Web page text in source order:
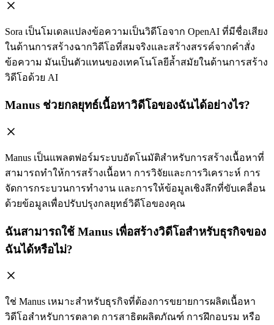
Sora เป็นโมเดลแปลงข้อความเป็นวิดีโอจาก OpenAI ที่มีชื่อเสียง
ในด้านการสร้างฉากวิดีโอที่สมจริงและสร้างสรรค์จากคำสั่ง
ข้อความ มันเป็นตัวแทนของเทคโนโลยีล้ำสมัยในด้านการสร้าง
วิดีโอด้วย AI
Manus ช่วยกลยุทธ์เนื้อหาวิดีโอของฉันได้อย่างไร?
Manus เป็นแพลตฟอร์มระบบอัตโนมัติสำหรับการสร้างเนื้อหาที่
สามารถทำให้การสร้างเนื้อหา การวิจัยและการวิเคราะห์ การ
จัดการกระบวนการทำงาน และการให้ข้อมูลเชิงลึกที่ขับเคลื่อน
ด้วยข้อมูลเพื่อปรับปรุงกลยุทธ์วิดีโอของคุณ
ฉันสามารถใช้ Manus เพื่อสร้างวิดีโอสำหรับธุรกิจของ
ฉันได้หรือไม่?
ใช่ Manus เหมาะสำหรับธุรกิจที่ต้องการขยายการผลิตเนื้อหา
วิดีโอสำหรับการตลาด การสาธิตผลิตภัณฑ์ การฝึกอบรม หรือ